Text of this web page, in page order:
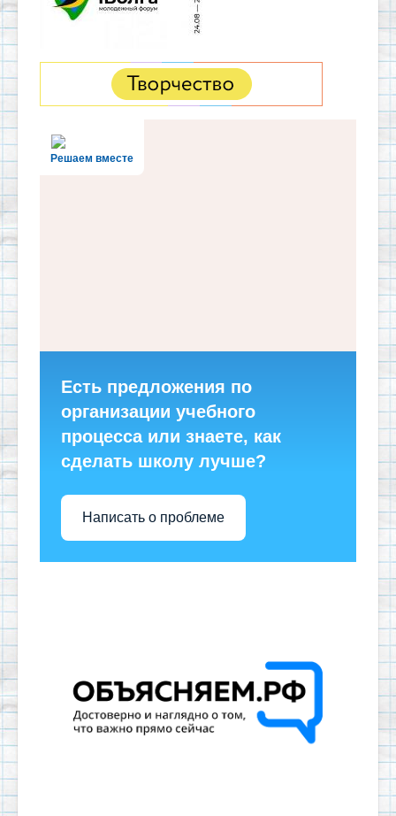
Решаем вместе
Есть предложения по
организации учебного
процесса или знаете, как
сделать школу лучше?
Написать о проблеме